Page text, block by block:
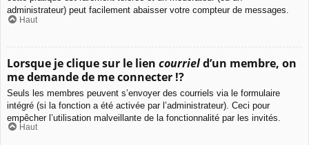
administrateur) peut facilement abaisser votre compteur de messages.
Haut
Lorsque je clique sur le lien courrield’un membre, on
me demande de me connecter !?
Seuls les membres peuvent s’envoyer des courriels via le formulaire
intégré (si la fonction a été activée par l’administrateur). Ceci pour
empêcher l’utilisation malveillante de la fonctionnalité par les invités.
Haut